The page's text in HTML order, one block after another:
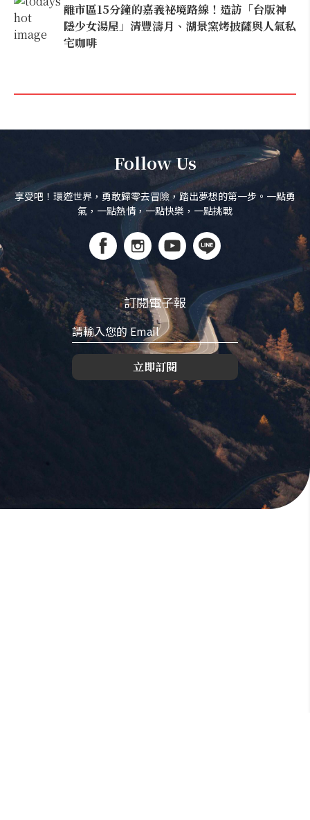
離市區15分鐘的嘉義祕境路線！造訪「台版神
隱少女湯屋」清豐濤月、湖景窯烤披薩與人氣私
宅咖啡
Follow Us
享受吧！環遊世界，勇敢歸零去冒險，踏出夢想的第一步。一點勇
氣，一點熱情，一點快樂，一點挑戰
訂閱電子報
立即訂閱